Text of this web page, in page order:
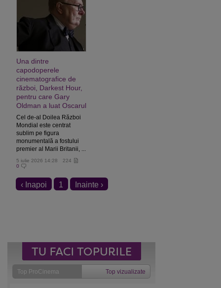
Una dintre
capodoperele
cinematografice de
război, Darkest Hour,
pentru care Gary
Oldman a luat Oscarul
Cel de-al Doilea Război
Mondial este centrat
sublim pe figura
monumentală a fostului
premier al Marii Britanii, ...
5 iulie 2026 14:28
224
0
‹ Inapoi 1 Inainte ›
Top ProCinema Top vizualizate